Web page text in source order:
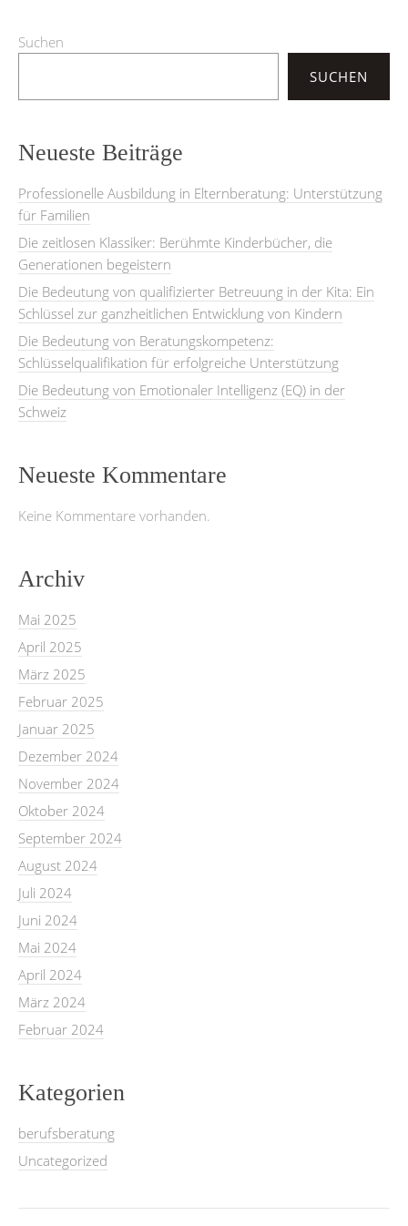
Suchen
SUCHEN
Neueste Beiträge
Professionelle Ausbildung in Elternberatung: Unterstützung
für Familien
Die zeitlosen Klassiker: Berühmte Kinderbücher, die
Generationen begeistern
Die Bedeutung von qualifizierter Betreuung in der Kita: Ein
Schlüssel zur ganzheitlichen Entwicklung von Kindern
Die Bedeutung von Beratungskompetenz:
Schlüsselqualifikation für erfolgreiche Unterstützung
Die Bedeutung von Emotionaler Intelligenz (EQ) in der
Schweiz
Neueste Kommentare
Keine Kommentare vorhanden.
Archiv
Mai 2025
April 2025
März 2025
Februar 2025
Januar 2025
Dezember 2024
November 2024
Oktober 2024
September 2024
August 2024
Juli 2024
Juni 2024
Mai 2024
April 2024
März 2024
Februar 2024
Kategorien
berufsberatung
Uncategorized